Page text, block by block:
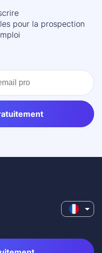
pour la prospection